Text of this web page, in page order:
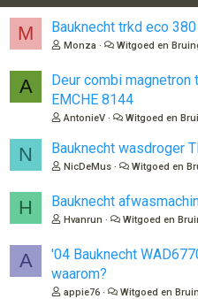
M Bauknecht trkd eco
Monza Witgoed en
A
Deur combi magnetron
EMCHE 8144
AntonieV Witgoed en
N Bauknecht wasdroger
NicDeMus Witgoed en
H Bauknecht
Hvanrun Witgoed en
A
'04 Bauknecht
waarom?
appie76 Witgoed en